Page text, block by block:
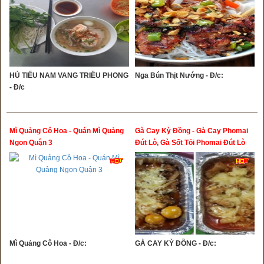
HỦ TIẾU NAM VANG TRIỀU PHONG
- Đ/c
Nga Bún Thịt Nướng - Đ/c:
Mì Quảng Cô Hoa - Quán Mì Quảng
Ngon Quận 3
Mì Quảng Cô Hoa - Đ/c:
Gà Cay Kỳ Đồng - Gà Cay Phomai
Đút Lò, Gà Sốt Tỏi Phomai Đút Lò
GÀ CAY KỲ ĐỒNG - Đ/c: